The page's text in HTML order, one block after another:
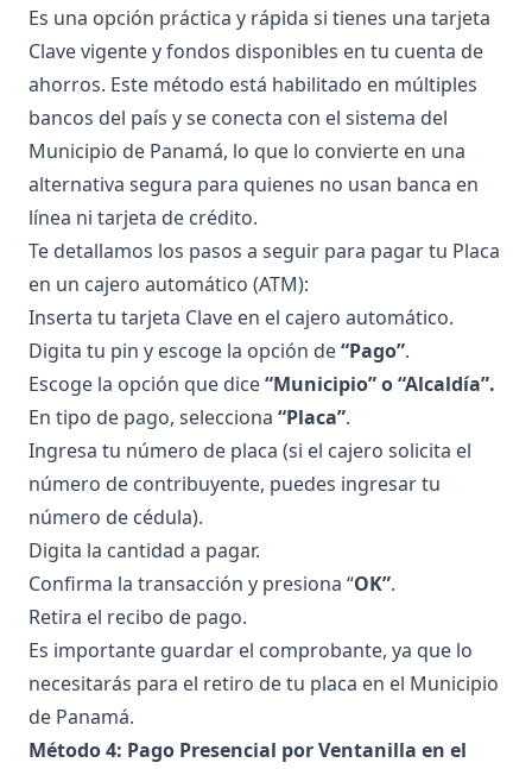
Es una opción práctica y rápida si tienes una tarjeta
Clave vigente y fondos disponibles en tu cuenta de
ahorros. Este método está habilitado en múltiples
bancos del país y se conecta con el sistema del
Municipio de Panamá, lo que lo convierte en una
alternativa segura para quienes no usan banca en
línea ni tarjeta de crédito.
Te detallamos los pasos a seguir para pagar tu Placa
en un cajero automático (ATM):
Inserta tu tarjeta Clave en el cajero automático.
Digita tu pin y escoge la opción de“Pago”.
Escoge la opción que dice“Municipio” o “Alcaldía”.
En tipo de pago, selecciona “Placa”.
Ingresa tu número de placa (si el cajero solicita el
número de contribuyente, puedes ingresar tu
número de cédula).
Digita la cantidad a pagar.
Confirma la transacción y presiona “OK”.
Retira el recibo de pago.
Es importante guardar el comprobante, ya que lo
necesitarás para el retiro de tu placa en el Municipio
de Panamá.
Método 4: Pago Presencial por Ventanilla en el